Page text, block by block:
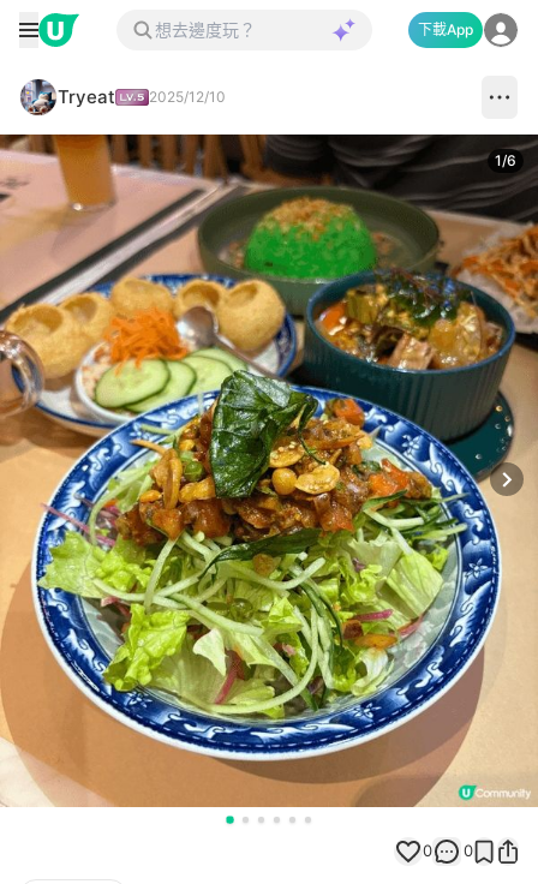
下載App
Tryeat 2025/12/10
1/6
0 0